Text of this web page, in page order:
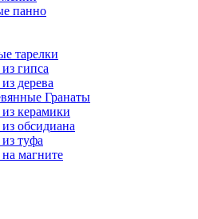
панно
тарелки
гипса
дерева
Гранаты
керамики
обсидиана
туфа
магните